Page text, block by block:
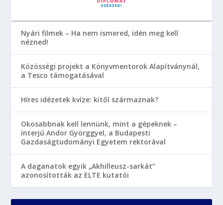
Nyári filmek – Ha nem ismered, idén meg kell
nézned!
Közösségi projekt a Könyvmentorok Alapítványnál,
a Tesco támogatásával
Híres idézetek kvíze: kitől származnak?
Okosabbnak kell lennünk, mint a gépeknek –
interjú Andor Györggyel, a Budapesti
Gazdaságtudományi Egyetem rektorával
A daganatok egyik „Akhilleusz-sarkát”
azonosították az ELTE kutatói